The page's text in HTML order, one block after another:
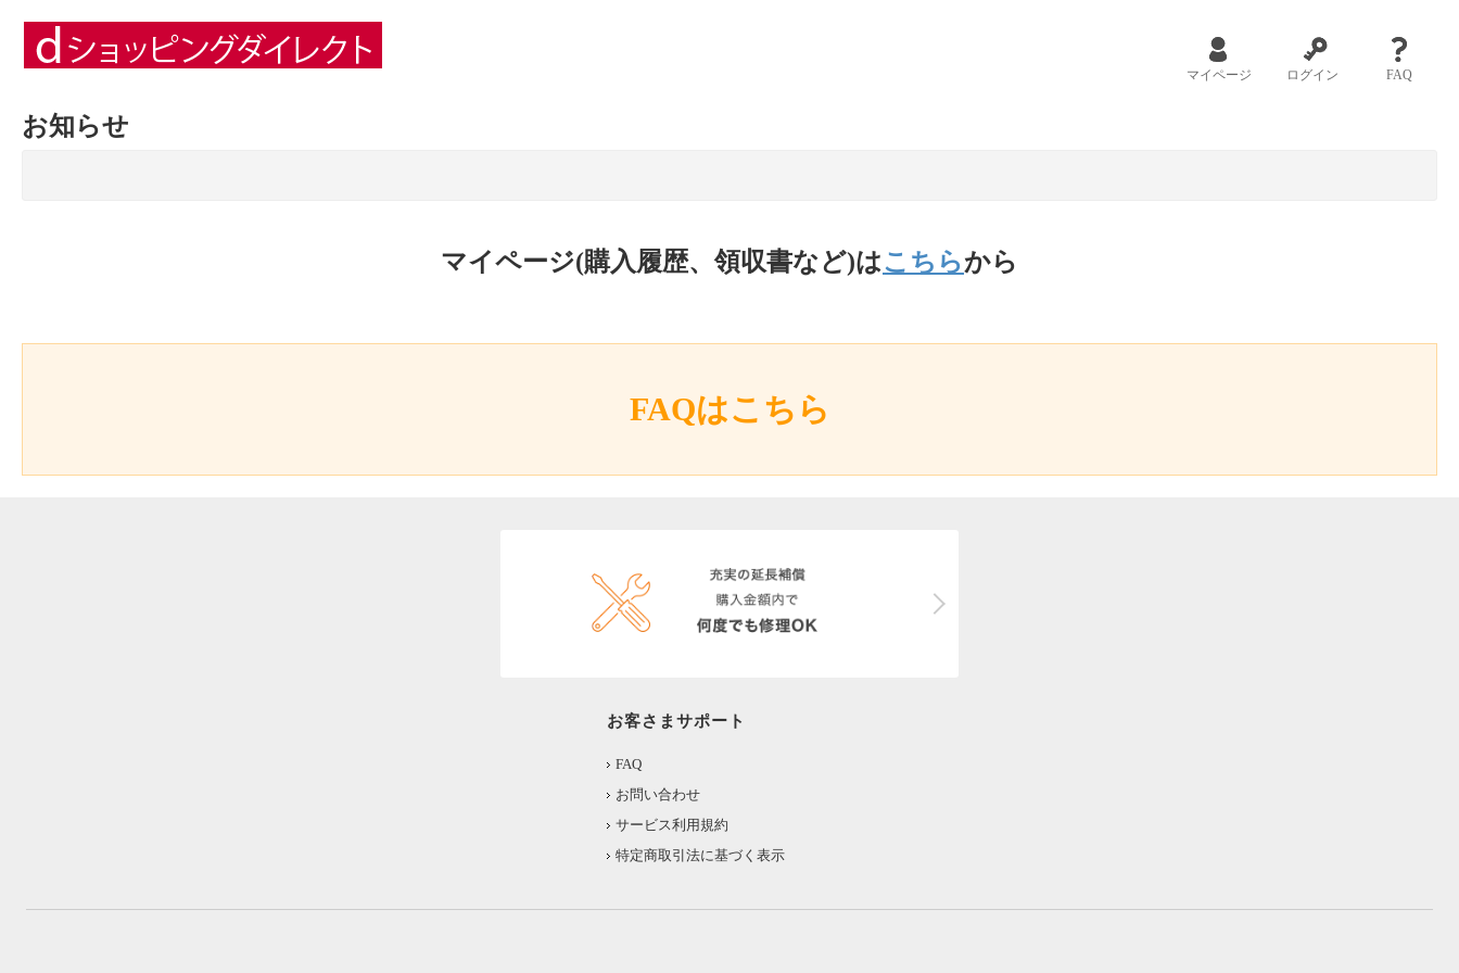
マイページ ログイン FAQ
お知らせ
マイページ(購入履歴、領収書など)はこちらから
FAQはこちら
お客さまサポート
FAQ
お問い合わせ
サービス利用規約
特定商取引法に基づく表示